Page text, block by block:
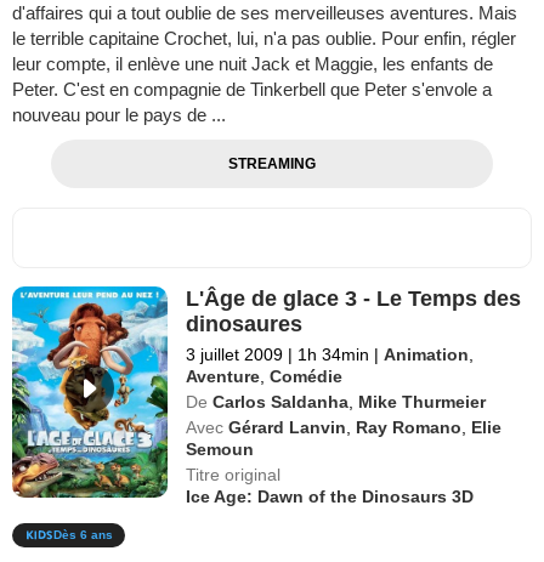
d'affaires qui a tout oublie de ses merveilleuses aventures. Mais
le terrible capitaine Crochet, lui, n'a pas oublie. Pour enfin, régler
leur compte, il enlève une nuit Jack et Maggie, les enfants de
Peter. C'est en compagnie de Tinkerbell que Peter s'envole a
nouveau pour le pays de ...
STREAMING
L'Âge de glace 3 - Le Temps des
dinosaures
3 juillet 2009 | 1h 34min | Animation
Aventure ,Comédie
De Carlos Saldanha Mike Thurmeier
Avec Gérard Lanvin Ray Romano
Elie
Semoun
Titre original
Ice Age: Dawn of the Dinosaurs 3D
Dès 6 ans